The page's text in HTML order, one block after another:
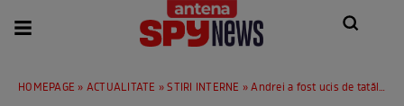
HOMEPAGE » ACTUALITATE »STIRI INTERNE » Andrei a fost ucis de tatăl său, în timp ce tăiau porcul. Băiatul din Vaslui își pierduse mama în urmă cu doi ani